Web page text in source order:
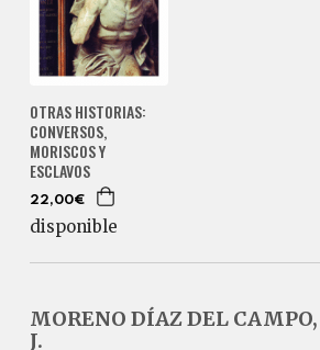
OTRAS HISTORIAS:
CONVERSOS,
MORISCOS Y
ESCLAVOS
22,00€
disponible
MORENO DÍAZ DEL
J.